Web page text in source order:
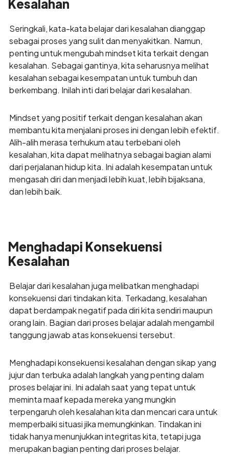
Kesalahan
Seringkali, kata-kata belajar dari kesalahan dianggap
sebagai proses yang sulit dan menyakitkan. Namun,
penting untuk mengubah mindset kita terkait dengan
kesalahan. Sebagai gantinya, kita seharusnya melihat
kesalahan sebagai kesempatan untuk tumbuh dan
berkembang. Inilah inti dari belajar dari kesalahan.
Mindset yang positif terkait dengan kesalahan akan
membantu kita menjalani proses ini dengan lebih efektif.
Alih-alih merasa terhukum atau terbebani oleh
kesalahan, kita dapat melihatnya sebagai bagian alami
dari perjalanan hidup kita. Ini adalah kesempatan untuk
mengasah diri dan menjadi lebih kuat, lebih bijaksana,
dan lebih baik.
Menghadapi Konsekuensi
Kesalahan
Belajar dari kesalahan juga melibatkan menghadapi
konsekuensi dari tindakan kita. Terkadang, kesalahan
dapat berdampak negatif pada diri kita sendiri maupun
orang lain. Bagian dari proses belajar adalah mengambil
tanggung jawab atas konsekuensi tersebut.
Menghadapi konsekuensi kesalahan dengan sikap yang
jujur dan terbuka adalah langkah yang penting dalam
proses belajar ini. Ini adalah saat yang tepat untuk
meminta maaf kepada mereka yang mungkin
terpengaruh oleh kesalahan kita dan mencari cara untuk
memperbaiki situasi jika memungkinkan. Tindakan ini
tidak hanya menunjukkan integritas kita, tetapi juga
merupakan bagian penting dari proses belajar.